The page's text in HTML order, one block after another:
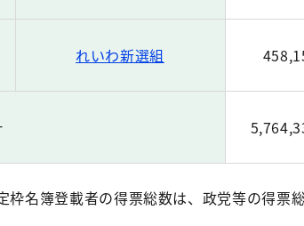
れいわ新選組
枠名簿登載者の得票総数は、政党等の得票